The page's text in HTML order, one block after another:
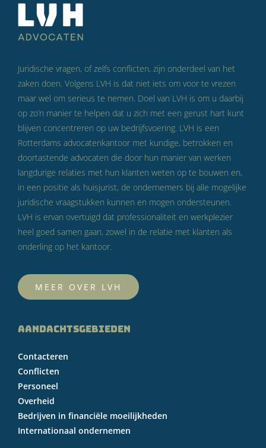
Juridische vragen, of zelfs conflicten, zijn onderdeel van het
zaken doen. Volgens LVH is dat niet iets om voor te vrezen
maar wel om serieus te nemen. Doel van LVH is om u daarbij
op zo’n manier te helpen dat u zich met een gerust hart kunt
blijven concentreren op uw bedrijfsvoering. LVH is een
Rotterdams advocatenkantoor met kundige, betrokken en
doortastende advocaten die door hun manier van werken
langdurige relaties met hun klanten weten op te bouwen en,
in een positie als huisjurist, de ondernemers bij alle mogelijke
juridische vraagstukken kunnen en mogen ondersteunen.
LVH is ervan overtuigd dat professionaliteit en werkplezier
heel goed samen gaan, zowel in de relatie met klanten als
onderling op het kantoor.
MEER OVER LVH
AANDACHTSGEBIEDEN
Contacteren
Conflicten
Personeel
Overheid
Bedrijven in financiële moeilijkheden
Internationaal ondernemen